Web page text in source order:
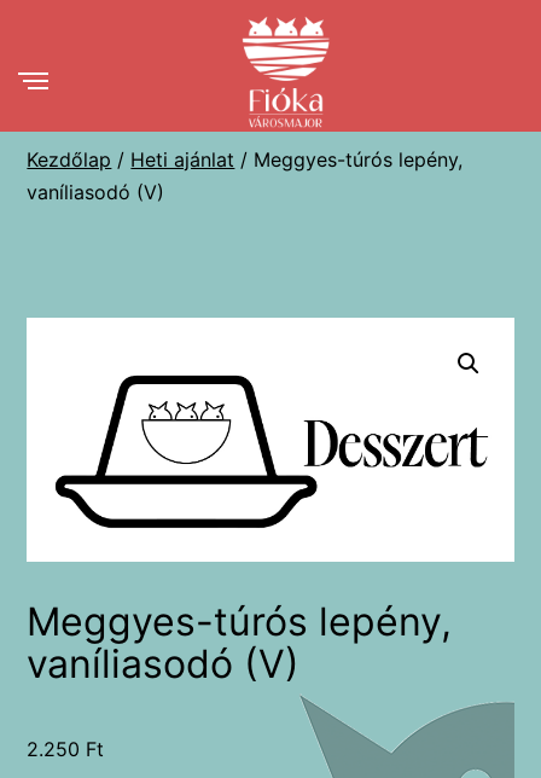
Kezdőlap / Heti ajánlat / Meggyes-túrós lepény,
vaníliasodó (V)
Meggyes-túrós lepény,
vaníliasodó (V)
2.250 Ft